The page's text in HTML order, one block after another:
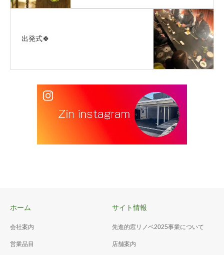
出発式🍀
ホーム
会社案内
営業品目
サイト情報
先進的窓リノベ2025事業について
店舗案内